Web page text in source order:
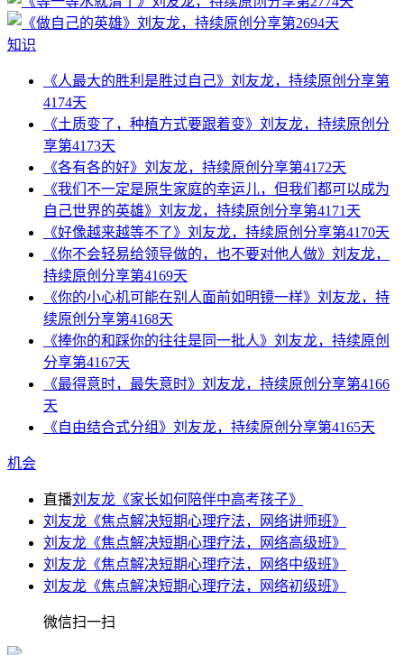
知识
《人最大的胜利是胜过自己》刘友龙，持续原创分享第
4174天
《土质变了，种植方式要跟着变》刘友龙，持续原创分
享第4173天
《各有各的好》刘友龙，持续原创分享第4172天
《我们不一定是原生家庭的幸运儿，但我们都可以成为
自己世界的英雄》刘友龙，持续原创分享第4171天
《好像越来越等不了》刘友龙，持续原创分享第4170天
《你不会轻易给领导做的，也不要对他人做》刘友龙，
持续原创分享第4169天
《你的小心机可能在别人面前如明镜一样》刘友龙，持
续原创分享第4168天
《捧你的和踩你的往往是同一批人》刘友龙，持续原创
分享第4167天
《最得意时，最失意时》刘友龙，持续原创分享第4166
天
《自由结合式分组》刘友龙，持续原创分享第4165天
机会
直播刘友龙《家长如何陪伴中高考孩子》
刘友龙《焦点解决短期心理疗法，网络讲师班》
刘友龙《焦点解决短期心理疗法，网络高级班》
刘友龙《焦点解决短期心理疗法，网络中级班》
刘友龙《焦点解决短期心理疗法，网络初级班》
微信扫一扫